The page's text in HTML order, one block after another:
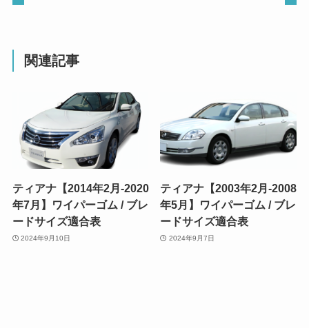
関連記事
ティアナ【2014年2月-2020
年7月】ワイパーゴム / ブレ
ードサイズ適合表
2024年9月10日
ティアナ【2003年2月-2008
年5月】ワイパーゴム / ブレ
ードサイズ適合表
2024年9月7日